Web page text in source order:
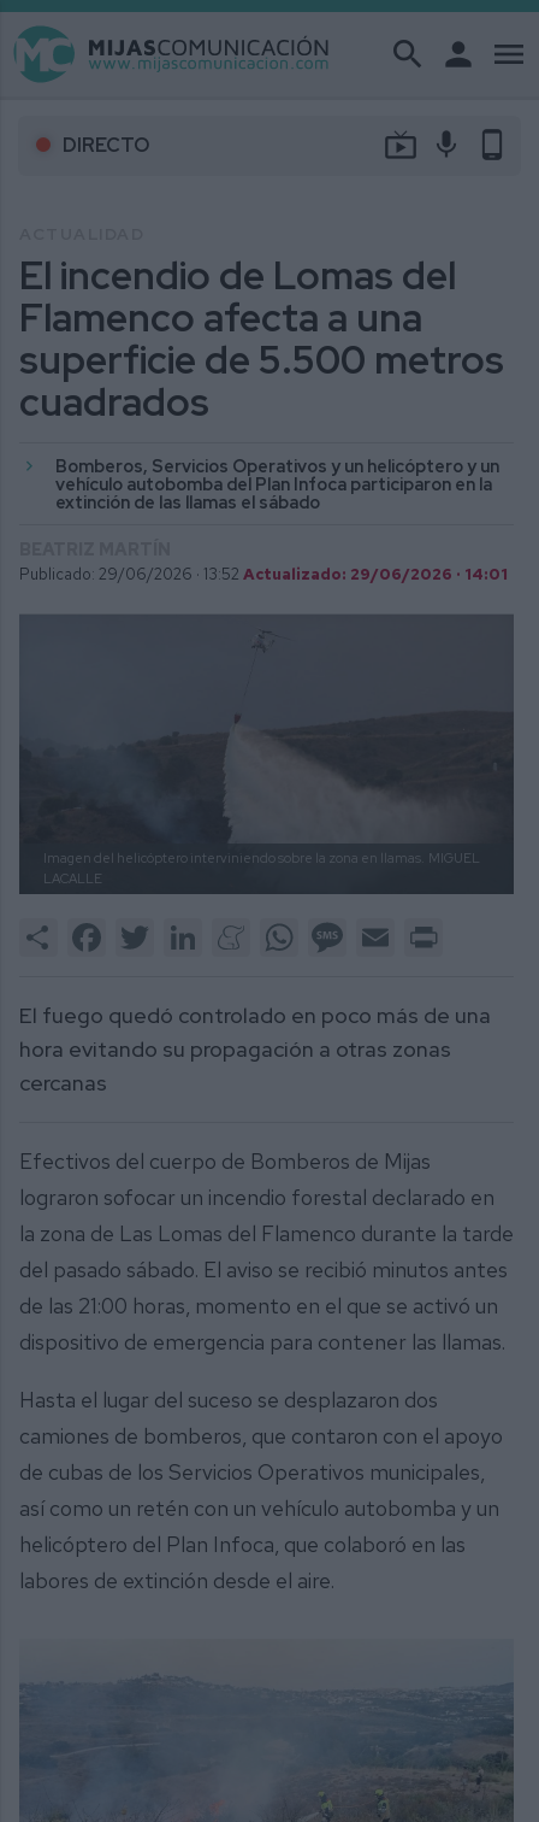
search person menu
DIRECTO live_tv mic phone_android
El incendio de Lomas del
Flamenco afecta a una
superficie de 5.500 metros
cuadrados
Bomberos, Servicios Operativos y un helicóptero y un
vehículo autobomba del Plan Infoca participaron en la
extinción de las llamas el sábado
Publicado: 29/06/2026 · 13:52 Actualizado: 29/06/2026 · 14:01
Imagen del helicóptero interviniendo sobre la zona en llamas. MIGUEL
LACALLE
Share FacebookTwitter LinkedInMeneameWhatsAppMessage
Email
El fuego quedó controlado en poco más de una
hora evitando su propagación a otras zonas
cercanas
Efectivos del cuerpo de Bomberos de Mijas
lograron sofocar un incendio forestal declarado en
la zona de Las Lomas del Flamenco durante la tarde
del pasado sábado. El aviso se recibió minutos antes
de las 21:00 horas, momento en el que se activó un
dispositivo de emergencia para contener las llamas.
Hasta el lugar del suceso se desplazaron dos
camiones de bomberos, que contaron con el apoyo
de cubas de los Servicios Operativos municipales,
así como un retén con un vehículo autobomba y un
helicóptero del Plan Infoca, que colaboró en las
labores de extinción desde el aire.